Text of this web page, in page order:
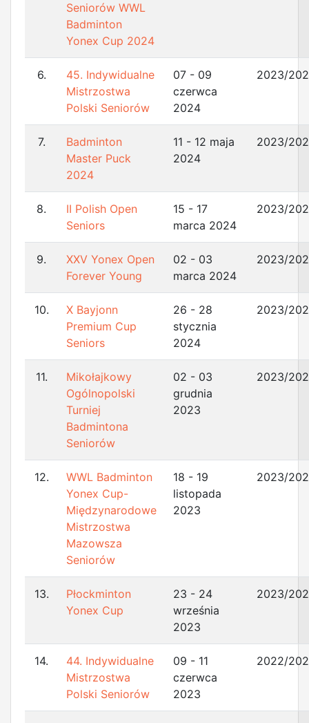
Seniorów WWL
Badminton
Yonex Cup 2024
6.
45. Indywidualne
Mistrzostwa
Polski Seniorów
07 - 09
czerwca
2024
2023/
7.
Badminton
Master Puck
2024
11 - 12 maja
2024
2023/
8.
II Polish Open
Seniors
15 - 17
marca 2024
2023/
9.
XXV Yonex Open
Forever Young
02 - 03
marca 2024
2023/
10.
X Bayjonn
Premium Cup
Seniors
26 - 28
stycznia
2024
2023/
11.
Mikołajkowy
Ogólnopolski
Turniej
Badmintona
Seniorów
02 - 03
grudnia
2023
2023/
12.
WWL Badminton
Yonex Cup-
Międzynarodowe
Mistrzostwa
Mazowsza
Seniorów
18 - 19
listopada
2023
2023/
13.
Płockminton
Yonex Cup
23 - 24
września
2023
2023/
14.
44. Indywidualne
Mistrzostwa
Polski Seniorów
09 - 11
czerwca
2023
2022/